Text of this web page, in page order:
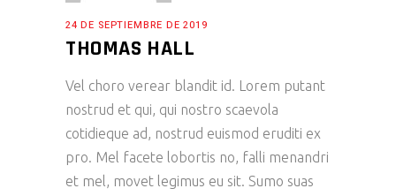
24 DE SEPTIEMBRE DE 2019
THOMAS HALL
Vel choro verear blandit id. Lorem putant
nostrud et qui, qui nostro scaevola
cotidieque ad, nostrud euismod eruditi ex
pro. Mel facete lobortis no, falli menandri
et mel, movet legimus eu sit. Sumo suas